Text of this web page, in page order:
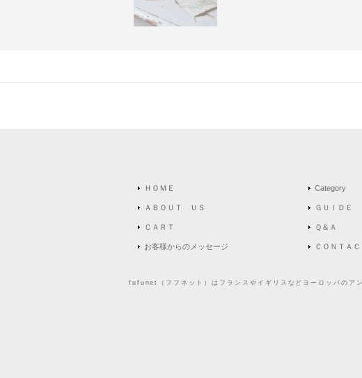
ＨＯＭＥ
ＡＢＯＵＴ ＵＳ
ＣＡＲＴ
お客様からのメッセージ
Category
ＧＵＩＤＥ
Ｑ＆Ａ
ＣＯＮＴＡＣ
fufunet（フフネット）はフランスやイギリスなどヨーロッパのア